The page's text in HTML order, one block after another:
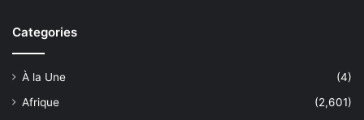
Categories
À la Une
(4)
Afrique
(2,601)